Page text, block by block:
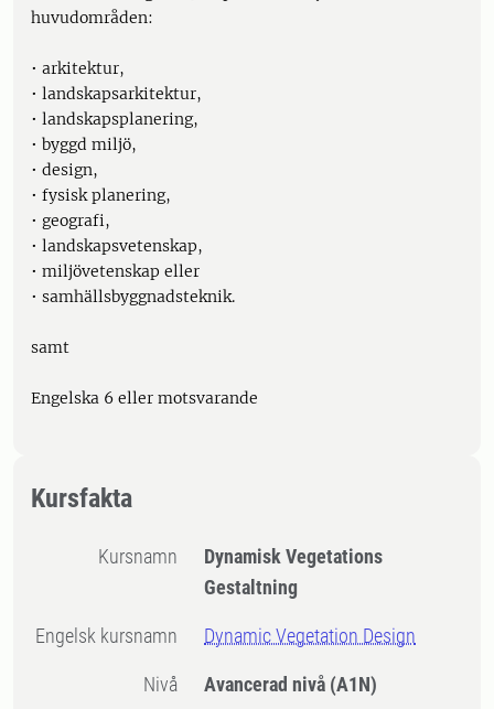
huvudområden:
• arkitektur,
• landskapsarkitektur,
• landskapsplanering,
• byggd miljö,
• design,
• fysisk planering,
• geografi,
• landskapsvetenskap,
• miljövetenskap eller
• samhällsbyggnadsteknik.
samt
Engelska 6 eller motsvarande
Kursfakta
Kursnamn
Dynamisk Vegetations
Gestaltning
Engelsk kursnamn Dynamic Vegetation Design
Nivå Avancerad nivå (A1N)